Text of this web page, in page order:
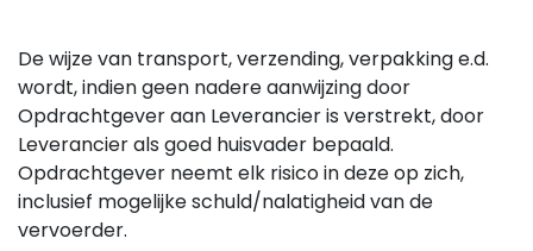
De wijze van transport, verzending, verpakking e.d.
wordt, indien geen nadere aanwijzing door
Opdrachtgever aan Leverancier is verstrekt, door
Leverancier als goed huisvader bepaald.
Opdrachtgever neemt elk risico in deze op zich,
inclusief mogelijke schuld/nalatigheid van de
vervoerder.